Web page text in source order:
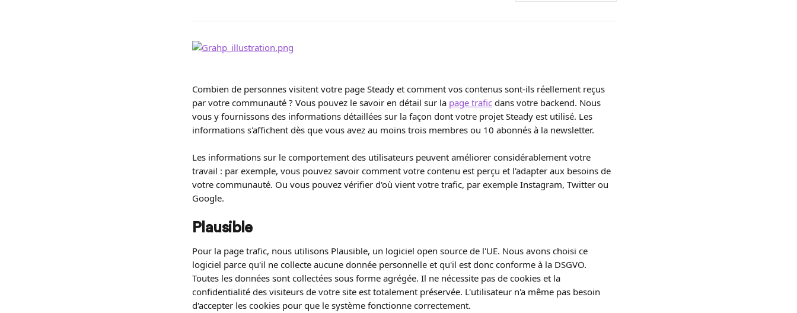
Combien de personnes visitent votre page Steady et comment vos contenus sont-ils réellement reçus
par votre communauté ? Vous pouvez le savoir en détail sur la page trafic dans votre backend. Nous
vous y fournissons des informations détaillées sur la façon dont votre projet Steady est utilisé. Les
informations s'affichent dès que vous avez au moins trois membres ou 10 abonnés à la newsletter.
Les informations sur le comportement des utilisateurs peuvent améliorer considérablement votre
travail : par exemple, vous pouvez savoir comment votre contenu est perçu et l'adapter aux besoins de
votre communauté. Ou vous pouvez vérifier d'où vient votre trafic, par exemple Instagram, Twitter ou
Google.
Plausible
Pour la page trafic, nous utilisons Plausible, un logiciel open source de l'UE. Nous avons choisi ce
logiciel parce qu'il ne collecte aucune donnée personnelle et qu'il est donc conforme à la DSGVO.
Toutes les données sont collectées sous forme agrégée. Il ne nécessite pas de cookies et la
confidentialité des visiteurs de votre site est totalement préservée. L'utilisateur n'a même pas besoin
d'accepter les cookies pour que le système fonctionne correctement.